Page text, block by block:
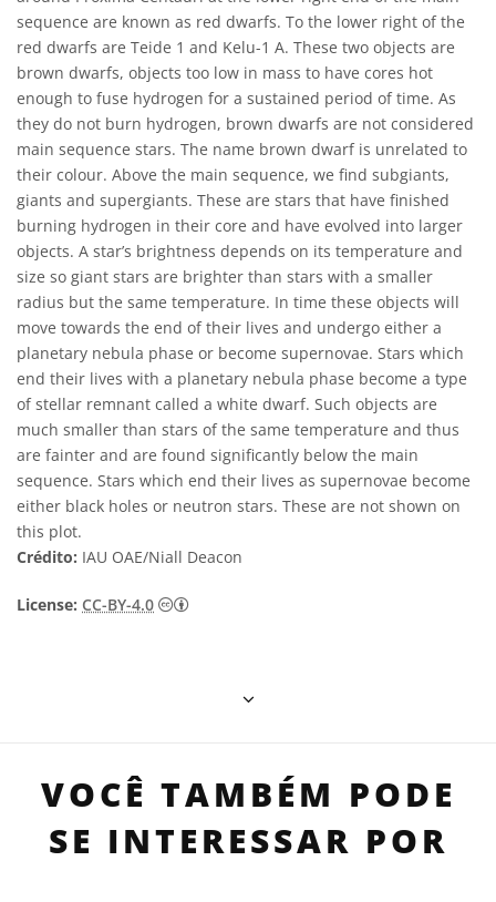
sequence are known as red dwarfs. To the lower right of the
red dwarfs are Teide 1 and Kelu-1 A. These two objects are
brown dwarfs, objects too low in mass to have cores hot
enough to fuse hydrogen for a sustained period of time. As
they do not burn hydrogen, brown dwarfs are not considered
main sequence stars. The name brown dwarf is unrelated to
their colour. Above the main sequence, we find subgiants,
giants and supergiants. These are stars that have finished
burning hydrogen in their core and have evolved into larger
objects. A star’s brightness depends on its temperature and
size so giant stars are brighter than stars with a smaller
radius but the same temperature. In time these objects will
move towards the end of their lives and undergo either a
planetary nebula phase or become supernovae. Stars which
end their lives with a planetary nebula phase become a type
of stellar remnant called a white dwarf. Such objects are
much smaller than stars of the same temperature and thus
are fainter and are found significantly below the main
sequence. Stars which end their lives as supernovae become
either black holes or neutron stars. These are not shown on
this plot.
Crédito: IAU OAE/Niall Deacon
License: CC-BY-4.0 Creative Commons Attribution 4.0
VOCÊ TAMBÉM PODE
SE INTERESSAR POR